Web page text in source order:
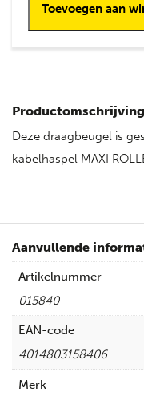
Toevoegen aan
Productomschrijving
Deze draagbeugel is
kabelhaspel MAXI
Aanvullende
Artikelnummer
015840
EAN-code
4014803158406
Merk